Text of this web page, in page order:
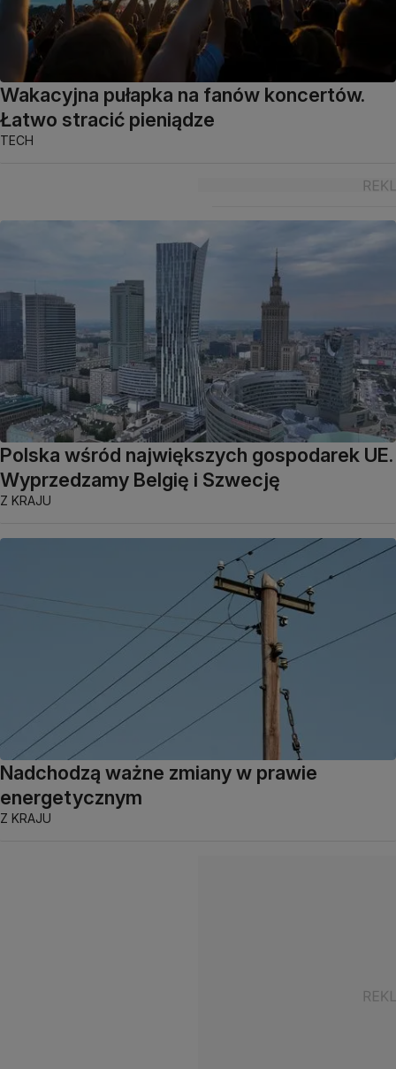
Wakacyjna pułapka na fanów koncertów.
Łatwo stracić pieniądze
TECH
Polska wśród największych gospodarek UE.
Wyprzedzamy Belgię i Szwecję
Z KRAJU
Nadchodzą ważne zmiany w prawie
energetycznym
Z KRAJU